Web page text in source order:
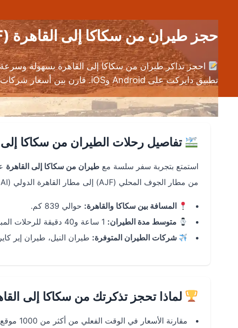
حجز طيران من سكاكا إلى القاهرة (AJF إلى CAI) | رحلات طيران رخيصة
احجز تذاكر طيران من سكاكا إلى القاهرة بسهولة
تطبيق دايركت على Android وiOS. قارن بين أسعار شركات الطيران المختلفة واحجز رحلتك بأقل تكلفة ممكنة.
تفاصيل رحلات الطيران من سكاكا إلى
استمتع بتجربة سفر سلسة مع طيران من سكاكا إلى القاهرة
من مطار الجوف المحلي (AJF) إلى مطار القاهرة الدولي (CAI).
المسافة بين سكاكا والقاهرة: حوالي 839 كم.
متوسط مدة الطيران:
شركات الطيران المتوفرة: طيران النيل، طيران إير
لماذا تحجز تذكرتك من سكاكا إلى
مقارنة الأسعار في الوقت الفعلي من أكثر من 1000 موقع حجز.